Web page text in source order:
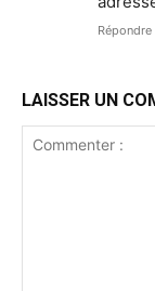
Répondre
LAISSER UN